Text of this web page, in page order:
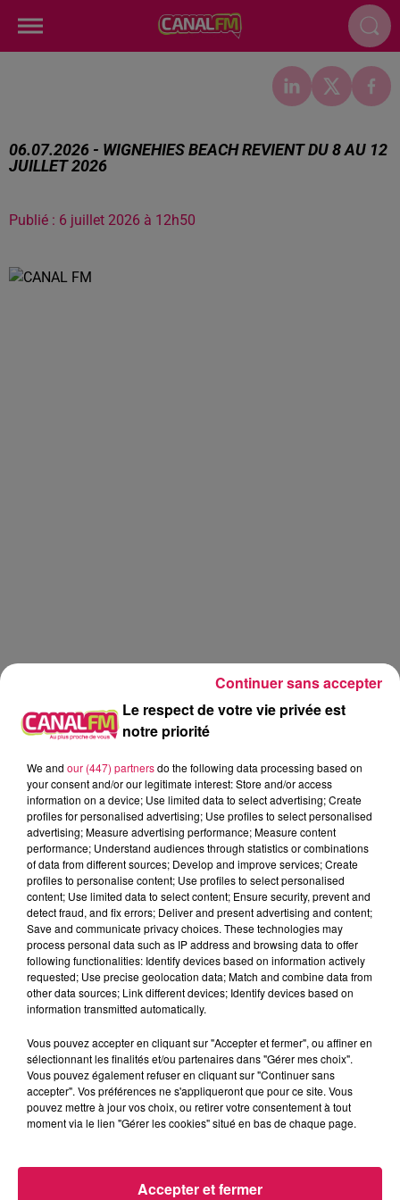
06.07.2026 - WIGNEHIES BEACH REVIENT DU 8 AU 12
JUILLET 2026
Publié : 6 juillet 2026 à 12h50
Canal fm
Eva Spilmont
06.07.2026 - Wignehies beach revient du 8 au 12 juillet
2026
0:00 2 min 12 sec
6 juillet 2026 - 2 min 12 sec
06.07.2026 - WIGNEHIES BEACH REVIENT DU 8 AU
12 JUILLET 2026
Du lundi au vendredi, avec les organisateurs de
manifestations et Eva, découvrons les évènements dans
notre région.
Le respect de votre vie privée est
notre priorité
We and our (447) partnersdo the following data processing based on
your consent and/or our legitimate interest: Store and/or access
information on a device; Use limited data to select advertising; Create
profiles for personalised advertising; Use profiles to select personalised
advertising; Measure advertising performance; Measure content
performance; Understand audiences through statistics or combinations
of data from different sources; Develop and improve services; Create
profiles to personalise content; Use profiles to select personalised
content; Use limited data to select content; Ensure security, prevent and
detect fraud, and fix errors; Deliver and present advertising and content;
Save and communicate privacy choices. These technologies may
process personal data such as IP address and browsing data to offer
following functionalities: Identify devices based on information actively
requested; Use precise geolocation data; Match and combine data from
other data sources; Link different devices; Identify devices based on
information transmitted automatically.
Vous pouvez accepter en cliquant sur "Accepter et fermer", ou affiner en
sélectionnant les finalités et/ou partenaires dans "Gérer mes choix".
Vous pouvez également refuser en cliquant sur "Continuer sans
accepter". Vos préférences ne s'appliqueront que pour ce site. Vous
pouvez mettre à jour vos choix, ou retirer votre consentement à tout
moment via le lien "Gérer les cookies" situé en bas de chaque page.
Accepter et fermer
Continuer sans accepter